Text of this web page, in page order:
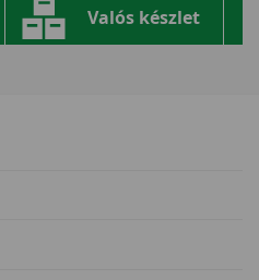
Valós készlet